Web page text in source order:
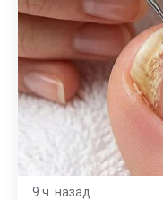
9 ч. назад